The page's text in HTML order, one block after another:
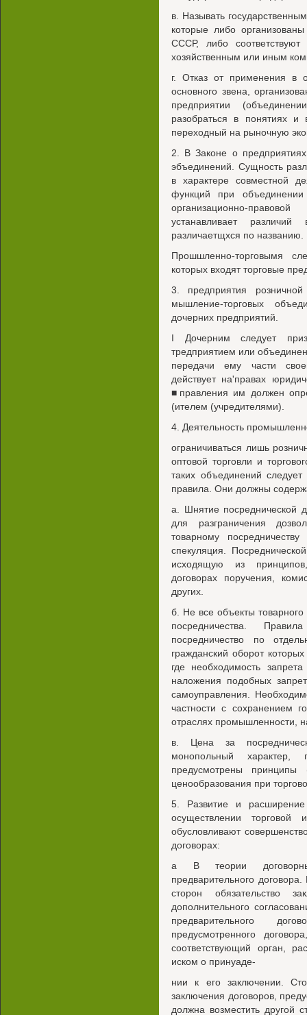
в. Называть
которые либо
СССР, либо соответствуют
хозяйственным или иным
г. Отказ от применения в
основного звена,
предприятии
разобраться в понятиях и
переходный на рыночную
2. В Законе о
эбъединений. Сущность
в характере совместной
функций при
организационно-
устанавливает
различаетщхся по названию.
Прошшленно-торговымя
которых входят торговые
3. предприятия
мышление-торговых
дочерних предприятий.
I Дочерним следует
тредприятием или
передачи ему части
действует на'правах
■правления им должен
(ителем (учредителями).
4. Деятельность
ограничиваться лишь
оптовой торговли и
таких объединений
правила. Они должны
а. Шнятие посреднической
для разграничения
товарному
спекуляция.
исходящую из
договорах поручения,
других.
б. Не все объекты
посредничества.
посредничество по
гражданский оборот
где необходимость
наложения подобных
самоуправления.
частности с сохранением
отраслях промышленности,
в. Цена за
монопольный
предусмотрены
ценообразования при
5. Развитие и расширение
осуществлении торговой
обусловливают
договорах:
а В теории
предварительного
сторон обязательство
дополнительного
предварительного
предусмотренного
соответствующий орган,
иском о принуаде-
нии к его заключении.
заключения договоров,
должна возместить другой